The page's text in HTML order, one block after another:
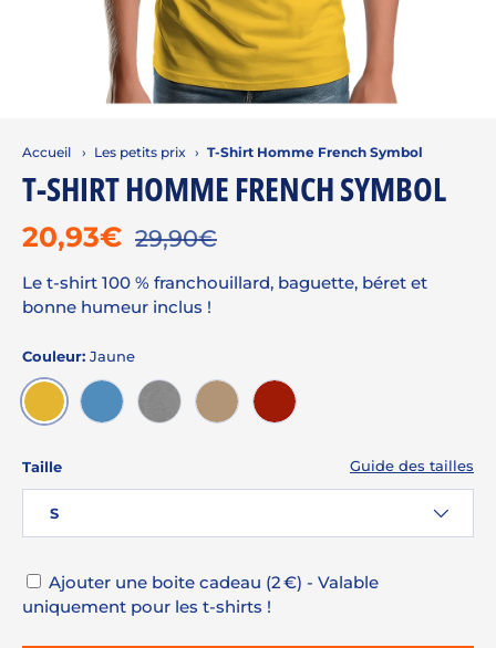
Accueil › Les petits prix › T-Shirt Homme French Symbol
T-SHIRT HOMME FRENCH SYMBOL
20,93€ 29,90€
Le t-shirt 100 % franchouillard, baguette, béret et
bonne humeur inclus !
Couleur: Jaune
JAUNE AZUR GRIS CHINÉHAVANNEROUGE
Taille Guide des tailles
S
Ajouter une boite cadeau (2 €) - Valable
uniquement pour les t-shirts !